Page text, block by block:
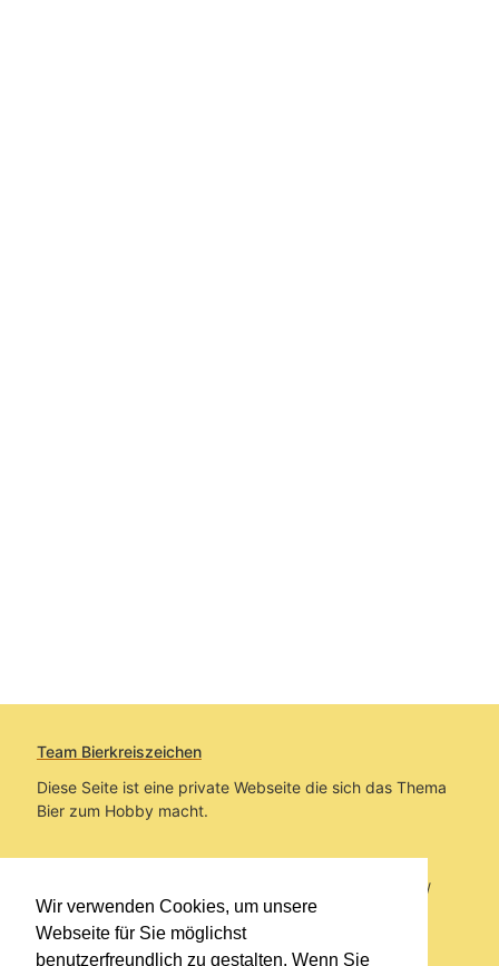
Wir verwenden Cookies, um unsere
Webseite für Sie möglichst
benutzerfreundlich zu gestalten. Wenn Sie
Team Bierkreiszeichen
Diese Seite ist eine private Webseite die sich das Thema
Bier zum Hobby macht.
Sie befinden sich auf https://www.bierkreiszeichen.at/
im Pfad:Bierkreiszeichen/Gesammelte Biere